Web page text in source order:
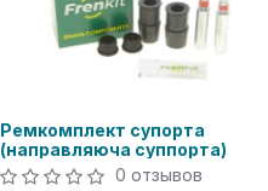
Ремкомплект супорта
(направляюча суппорта)
0 отзывов